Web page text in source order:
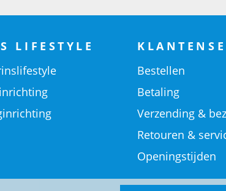
LIFESTYLE
Bestellen
Betaling
Verzending &
Retouren &
Openingstijden